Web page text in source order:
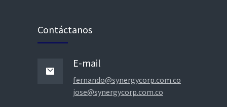
Contáctanos
E-mail
fernando@synergycorp.com.co
jose@synergycorp.com.co